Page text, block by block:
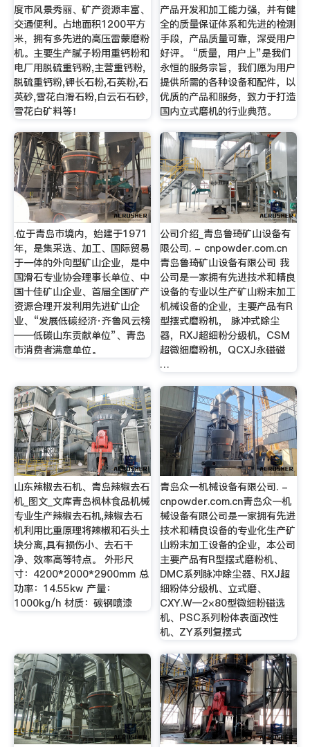
度市风景秀丽、矿产资源丰富、
交通便利。占地面积1200平方
米，拥有多先进的高压雷蒙磨粉
机。主要生产腻子粉用重钙粉和
电厂用脱硫重钙粉,主营重钙粉,
脱硫重钙粉,钾长石粉,石英粉,石
英砂,雪花白滑石粉,白云石石砂,
雪花白矿料等！
产品开发和加工能力强，并有健
全的质量保证体系和先进的检测
手段，产品质量可靠，深受用户
好评。 “质量，用户上”是我们
永恒的服务宗旨，我们愿为用户
提供所需的各种设备和配件，以
优质的产品和服务，致力于打造
国内立式磨机的行业典范。
.位于青岛市境内，始建于1971
年，是集采选、加工、国际贸易
于一体的外向型矿山企业，是中
国滑石专业协会理事长单位、中
国十佳矿山企业、首届全国矿产
资源合理开发利用先进矿山企
业、“发展低碳经济·齐鲁风云榜
——低碳山东贡献单位”、青岛
市消费者满意单位。
公司介绍_青岛鲁琦矿山设备有
限公司. - cnpowder.com.cn
青岛鲁琦矿山设备有限公司 我
公司是一家拥有先进技术和精良
设备的专业以生产矿山粉末加工
机械设备的企业，主要产品有R
型摆式磨粉机， 脉冲式除尘
器，RXJ超细粉分级机，CSM
超微细磨粉机，QCXJ永磁磁
…
山东辣椒去石机、青岛辣椒去石
机_图文_文库青岛枫林食品机械
专业生产辣椒去石机,辣椒去石
机利用比重原理将辣椒和石头土
块分离,具有损伤小、去石干
净、效率高等特点。 外形尺
寸：4200*2000*2900mm 总
功率：14.55kw 产量：
1000kg/h 材质：碳钢喷漆
青岛众一机械设备有限公司. -
cnpowder.com.cn青岛众一机
械设备有限公司是一家拥有先进
技术和精良设备的专业化生产矿
山粉末加工设备的企业，本公司
主要产品有R型摆式磨粉机、
DMC系列脉冲除尘器、RXJ超
细粉体分级机、立式磨、
CXY.W—2×80型微细粉磁选
机、PSC系列粉体表面改性
机、ZY系列复摆式